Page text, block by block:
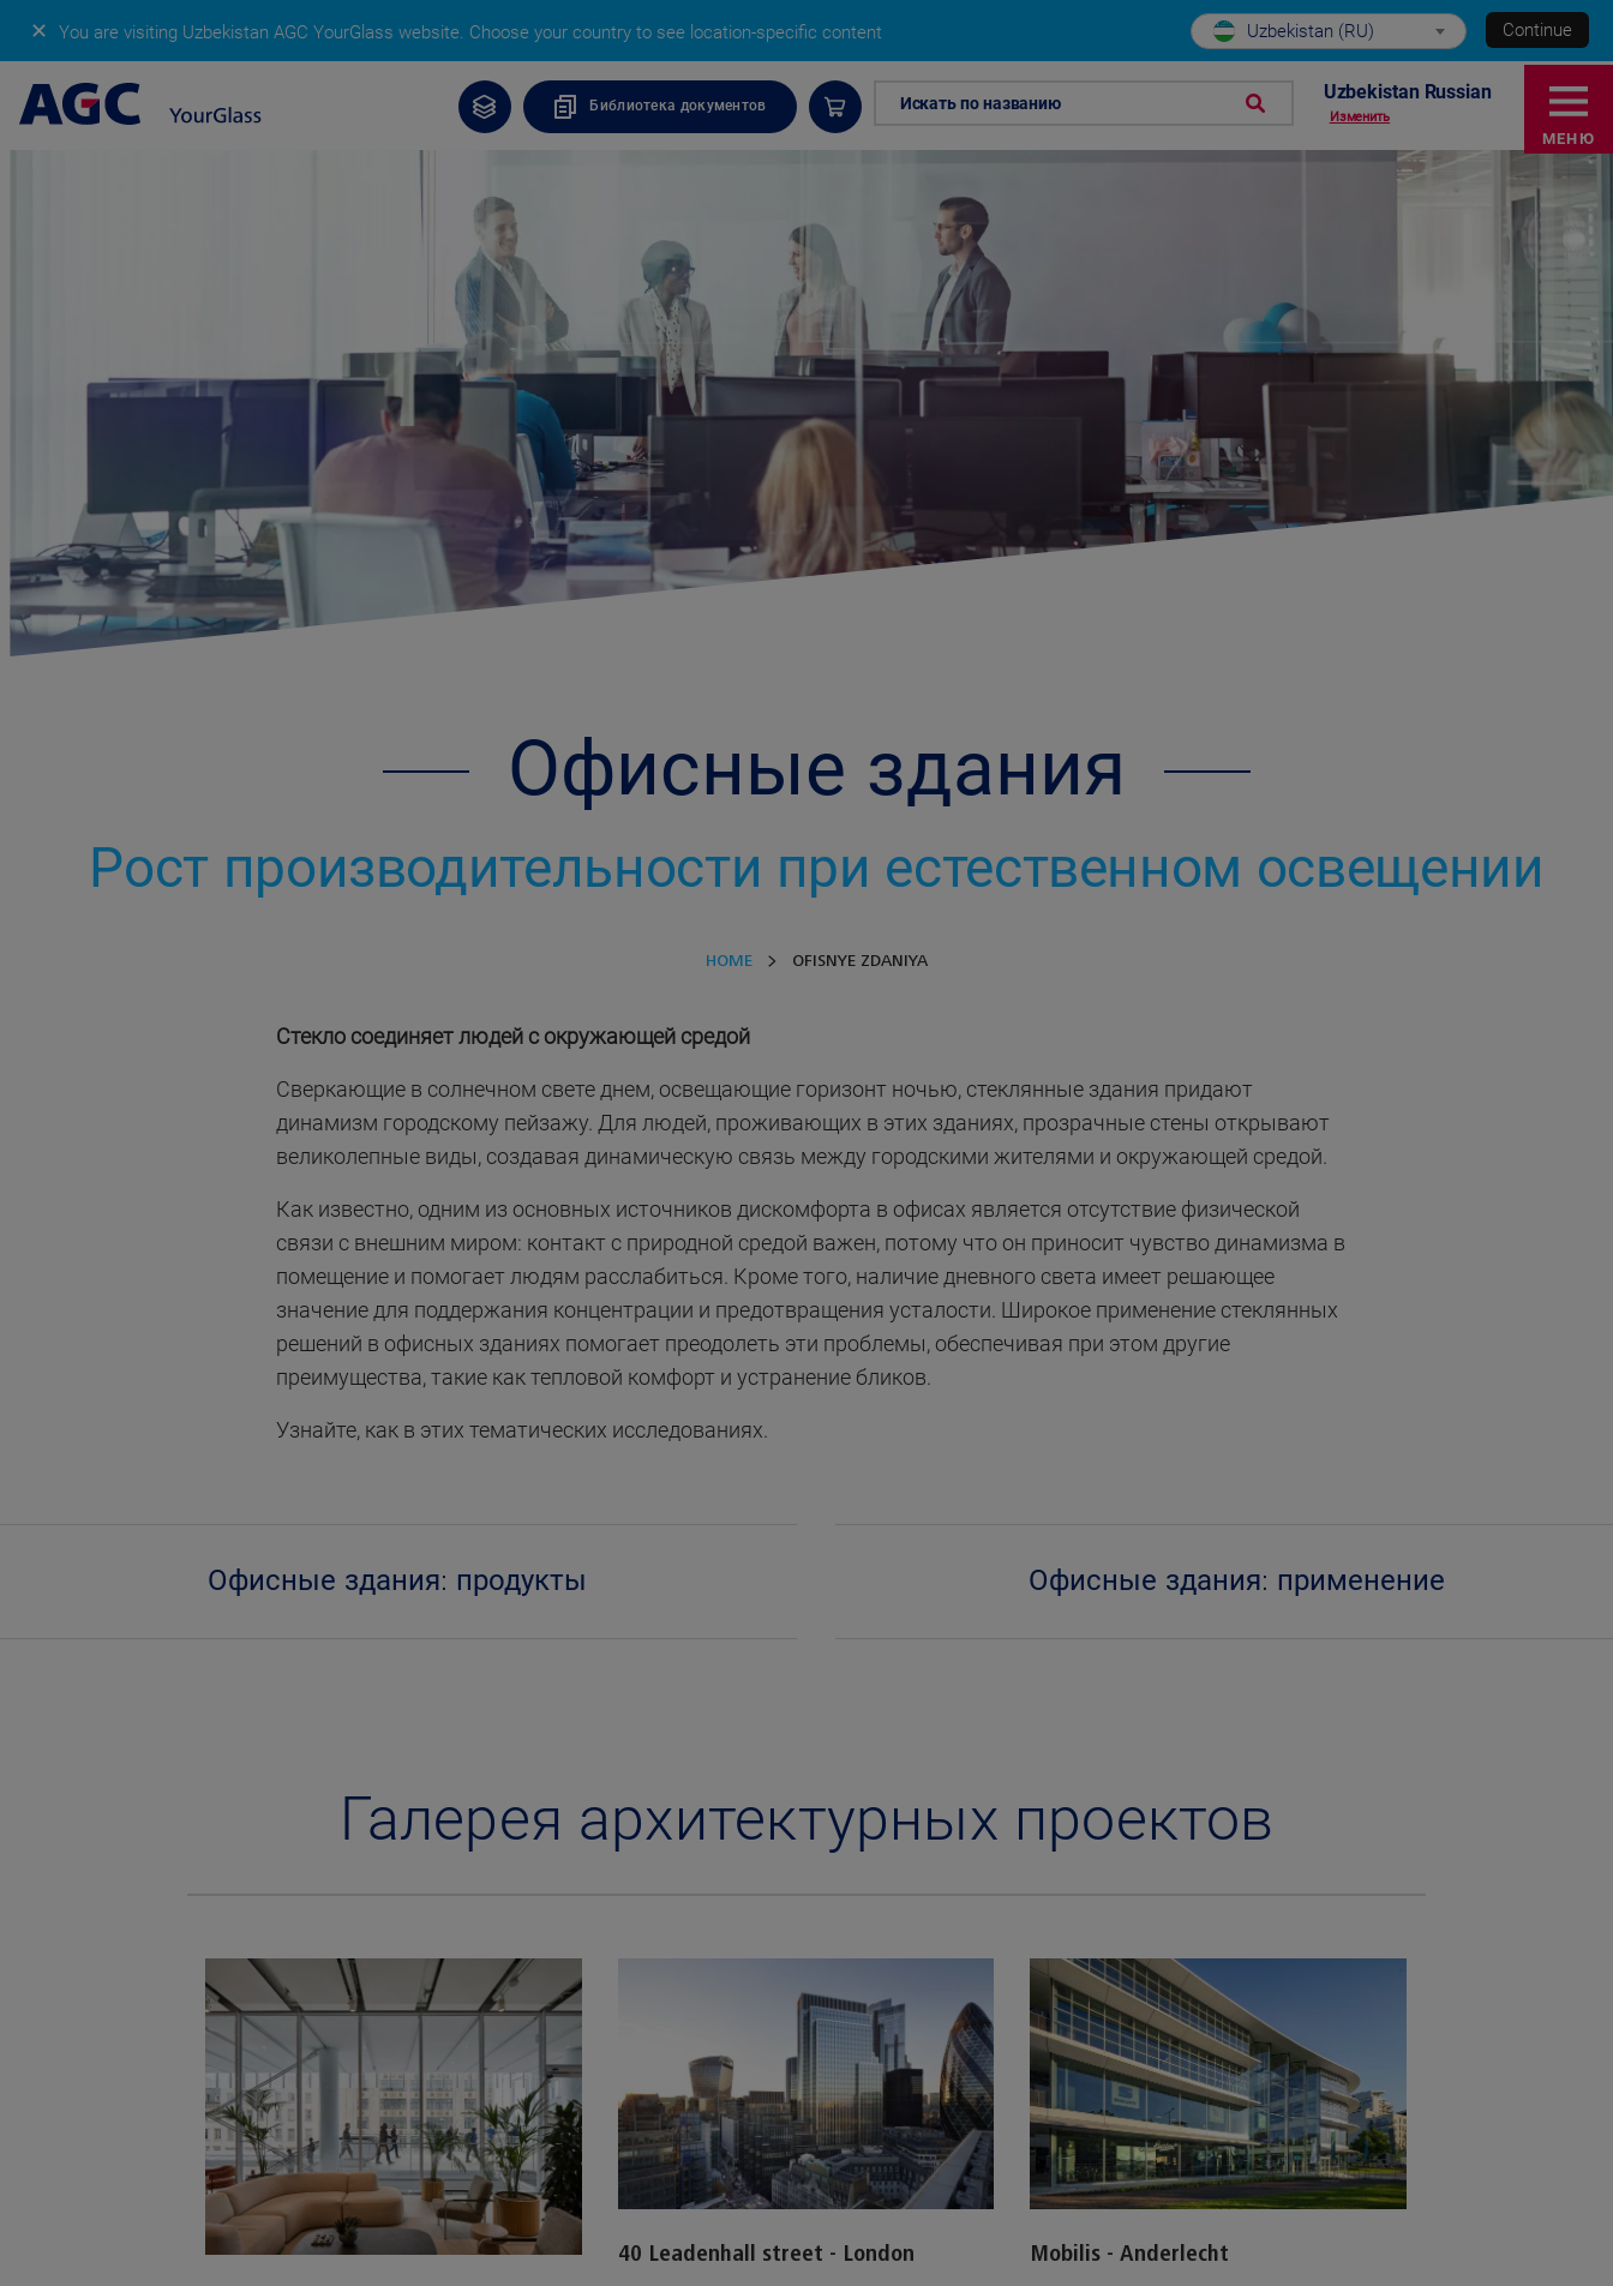
✕ You are visiting Uzbekistan AGC YourGlass website. Choose your country to see location-specific content Uzbekistan (RU) Continue
Библиотека документов Искать по названию Uzbekistan Russian
Изменить
Офисные здания
Рост производительности при естественном освещении
HOME OFISNYE ZDANIYA
Стекло соединяет людей с окружающей средой
Сверкающие в солнечном свете днем, освещающие горизонт ночью, стеклянные здания придают
динамизм городскому пейзажу. Для людей, проживающих в этих зданиях, прозрачные стены открывают
великолепные виды, создавая динамическую связь между городскими жителями и окружающей средой.
Как известно, одним из основных источников дискомфорта в офисах является отсутствие физической
связи с внешним миром: контакт с природной средой важен, потому что он приносит чувство динамизма в
помещение и помогает людям расслабиться. Кроме того, наличие дневного света имеет решающее
значение для поддержания концентрации и предотвращения усталости. Широкое применение стеклянных
решений в офисных зданиях помогает преодолеть эти проблемы, обеспечивая при этом другие
преимущества, такие как тепловой комфорт и устранение бликов.
Узнайте, как в этих тематических исследованиях.
Офисные здания: продукты Офисные здания: применение
МЕНЮ
Галерея архитектурных проектов
40 Leadenhall street - London Mobilis - Anderlecht